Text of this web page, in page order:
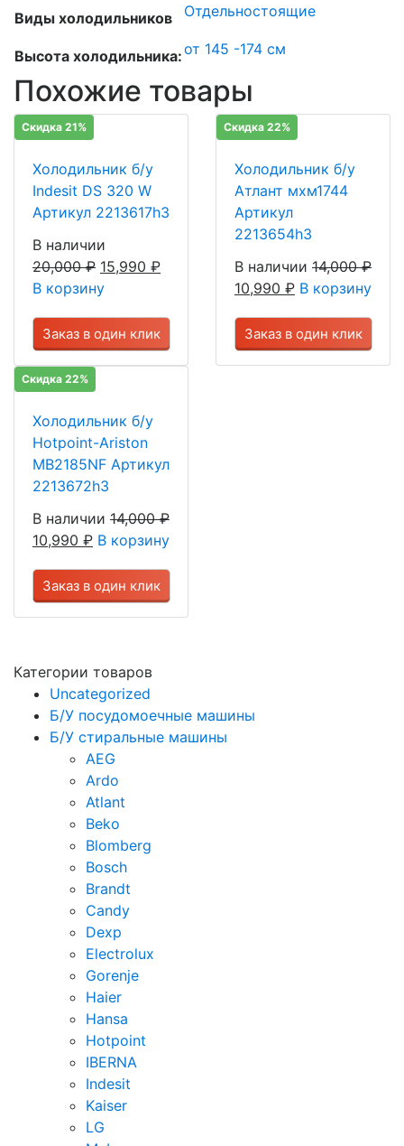
Виды холодильников Отдельностоящие
Высота холодильника:от 145 -174 см
Похожие товары
Скидка 21%
Холодильник б/у
Indesit DS 320 W
Артикул 2213617h3
В наличии
20,000₽ 15,990 ₽
В корзину
Заказ в один клик
Скидка 22%
Холодильник б/у
Атлант мхм1744
Артикул
2213654h3
В наличии 14,000₽
10,990 ₽ В корзину
Заказ в один клик
Скидка 22%
Холодильник б/у
Hotpoint-Ariston
MB2185NF Артикул
2213672h3
В наличии 14,000₽
10,990 ₽ В корзину
Заказ в один клик
Категории товаров
Uncategorized
Б/У посудомоечные машины
Б/У стиральные машины
AEG
Ardo
Atlant
Beko
Blomberg
Bosch
Brandt
Candy
Dexp
Electrolux
Gorenje
Haier
Hansa
Hotpoint
IBERNA
Indesit
Kaiser
LG